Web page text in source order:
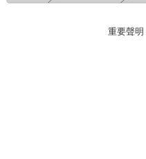
中華民國腦性麻痺協會
重要聲